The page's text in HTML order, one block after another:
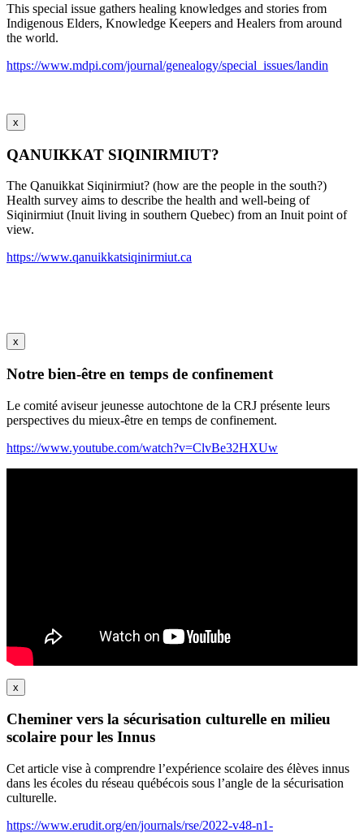
This special issue gathers healing knowledges and stories from
Indigenous Elders, Knowledge Keepers and Healers from around
the world.
https://www.mdpi.com/journal/genealogy/special_issues/landin
x
QANUIKKAT SIQINIRMIUT?
The Qanuikkat Siqinirmiut? (how are the people in the south?)
Health survey aims to describe the health and well-being of
Siqinirmiut (Inuit living in southern Quebec) from an Inuit point of
view.
https://www.qanuikkatsiqinirmiut.ca
x
Notre bien-être en temps de confinement
Le comité aviseur jeunesse autochtone de la CRJ présente leurs
perspectives du mieux-être en temps de confinement.
https://www.youtube.com/watch?v=ClvBe32HXUw
x
Cheminer vers la sécurisation culturelle en milieu
scolaire pour les Innus
Cet article vise à comprendre l’expérience scolaire des élèves innus
dans les écoles du réseau québécois sous l’angle de la sécurisation
culturelle.
https://www.erudit.org/en/journals/rse/2022-v48-n1-